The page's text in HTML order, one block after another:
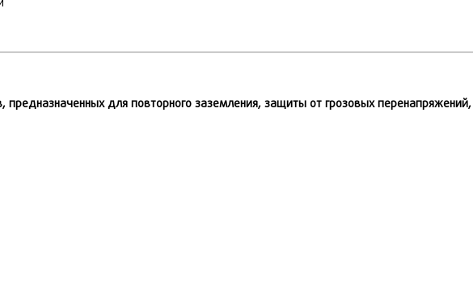
для повторного заземления, защиты от грозовых